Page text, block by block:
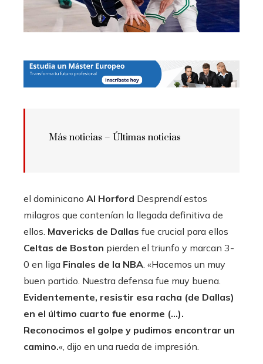
Más noticias – Últimas noticias
el dominicano Al Horford Desprendí estos
milagros que contenían la llegada definitiva de
ellos. Mavericks de Dallas fue crucial para ellos
Celtas de Boston pierden el triunfo y marcan 3-
0 en liga Finales de la NBA . «Hacemos un muy
buen partido. Nuestra defensa fue muy buena.
Evidentemente, resistir esa racha (de Dallas)
en el último cuarto fue enorme (…).
Reconocimos el golpe y pudimos encontrar un
camino.«, dijo en una rueda de impresión.